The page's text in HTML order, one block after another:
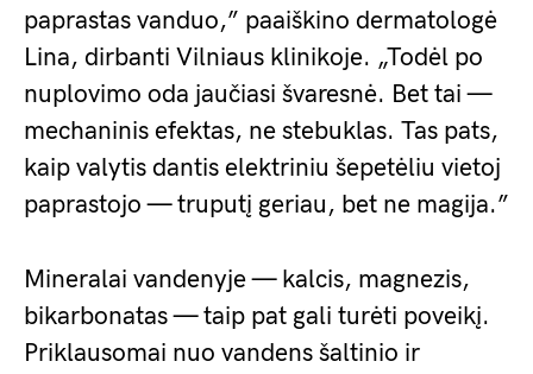
paprastas vanduo,” paaiškino dermatologė
Lina, dirbanti Vilniaus klinikoje. „Todėl po
nuplovimo oda jaučiasi švaresnė. Bet tai —
mechaninis efektas, ne stebuklas. Tas pats,
kaip valytis dantis elektriniu šepetėliu vietoj
paprastojo — truputį geriau, bet ne magija.”
Mineralai vandenyje — kalcis, magnezis,
bikarbonatas — taip pat gali turėti poveikį.
Priklausomai nuo vandens šaltinio ir